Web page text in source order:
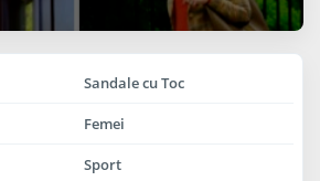
Sandale cu Toc
Femei
Sport